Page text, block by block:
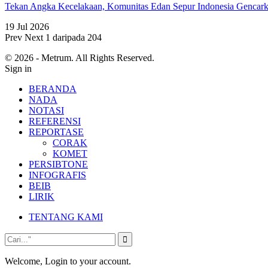
Tekan Angka Kecelakaan, Komunitas Edan Sepur Indonesia
19 Jul 2026
Prev Next 1 daripada 204
© 2026 - Metrum. All Rights Reserved.
Sign in
BERANDA
NADA
NOTASI
REFERENSI
REPORTASE
CORAK
KOMET
PERSIBTONE
INFOGRAFIS
BEIB
LIRIK
TENTANG KAMI
Welcome, Login to your account.